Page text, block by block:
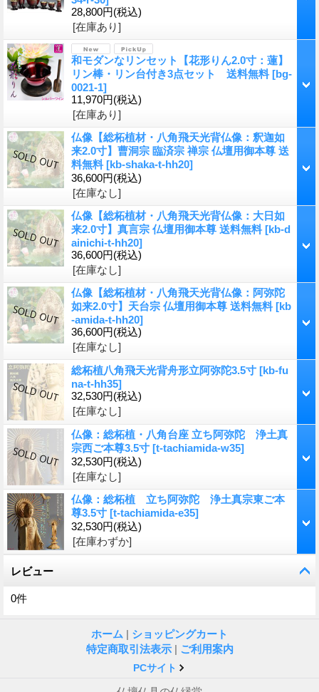
28,800円(税込)
[在庫あり]
和モダンなリンセット【花形りん2.0寸：蓮】
リン棒・リン台付き3点セット 送料無料 [bg-
0021-1]
11,970円(税込)
[在庫あり]
仏像【総柘植材・八角飛天光背仏像：釈迦如
来2.0寸】曹洞宗 臨済宗 禅宗 仏壇用御本尊 送
料無料 [kb-shaka-t-hh20]
36,600円(税込)
[在庫なし]
仏像【総柘植材・八角飛天光背仏像：大日如
来2.0寸】真言宗 仏壇用御本尊 送料無料 [kb-d
ainichi-t-hh20]
36,600円(税込)
[在庫なし]
仏像【総柘植材・八角飛天光背仏像：阿弥陀
如来2.0寸】天台宗 仏壇用御本尊 送料無料 [kb
-amida-t-hh20]
36,600円(税込)
[在庫なし]
総柘植八角飛天光背舟形立阿弥陀3.5寸 [kb-fu
na-t-hh35]
32,530円(税込)
[在庫なし]
仏像：総柘植・八角台座 立ち阿弥陀 浄土真
宗西ご本尊3.5寸 [t-tachiamida-w35]
32,530円(税込)
[在庫なし]
仏像：総柘植 立ち阿弥陀 浄土真宗東ご本
尊3.5寸 [t-tachiamida-e35]
32,530円(税込)
[在庫わずか]
レビュー
0件
ホーム | ショッピングカート
特定商取引法表示 | ご利用案内
PCサイト